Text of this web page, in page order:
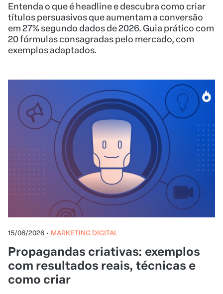
Entenda o que é headline e descubra como criar
títulos persuasivos que aumentam a conversão
em 27% segundo dados de 2026. Guia prático com
20 fórmulas consagradas pelo mercado, com
exemplos adaptados.
15/06/2026 • MARKETING DIGITAL
Propagandas criativas: exemplos
com resultados reais, técnicas e
como criar